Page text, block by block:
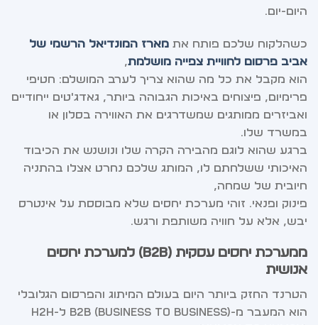
היום-יום.
כשהלקוח שלכם פותח את מארז המונדיאל הרשמי של
אביב פרסום לחוויית צפייה מושלמת,
הוא מקבל את כל מה שהוא צריך לערב המושלם: חטיפי
פרימיום, פיצוחים באיכות הגבוהה ביותר, גאדג'טים ייחודיים
ואביזרים ממותגים שמשדרגים את האווירה בסלון או
במשרד שלו.
ברגע שהוא לוגם מהבירה הקרה שלו ונושנש את הכיבוד
האיכותי ששלחתם לו, המותג שלכם נחרט אצלו בהתניה
חיובית של שמחה,
פינוק ופנאי. זוהי מערכת יחסים שלא מבוססת על אינטרס
יבש, אלא על חוויה משותפת ורגש.
ממערכת יחסים עסקית (B2B) למערכת יחסים
אנושית
הטרנד החזק ביותר היום בעולם המיתוג והפרסום הגלובלי
הוא המעבר מ-B2B (Business to Business) ל-H2H